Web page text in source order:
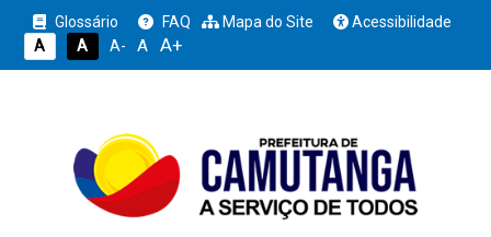
Glossário FAQ Mapa do Site
Acessibilidade
A
A A- A A+